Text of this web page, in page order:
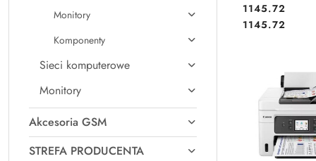
Monitory
Komponenty
Sieci komputerowe
Monitory
Akcesoria GSM
STREFA PRODUCENTA
Cena:
1145.72
Cena:
1145.72